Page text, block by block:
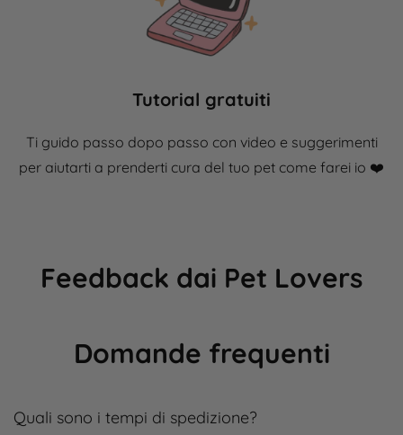
Tutorial gratuiti
Ti guido passo dopo passo con video e suggerimenti
per aiutarti a prenderti cura del tuo pet come farei io ❤️​
Feedback dai Pet Lovers
Domande frequenti
Quali sono i tempi di spedizione?